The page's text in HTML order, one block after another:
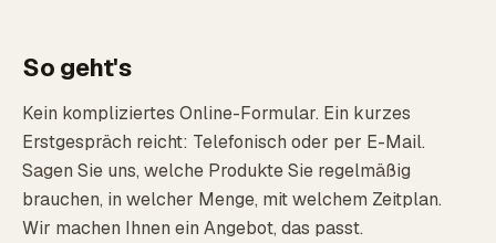
So geht's
Kein kompliziertes Online-Formular. Ein kurzes
Erstgespräch reicht: Telefonisch oder per E-Mail.
Sagen Sie uns, welche Produkte Sie regelmäßig
brauchen, in welcher Menge, mit welchem Zeitplan.
Wir machen Ihnen ein Angebot, das passt.